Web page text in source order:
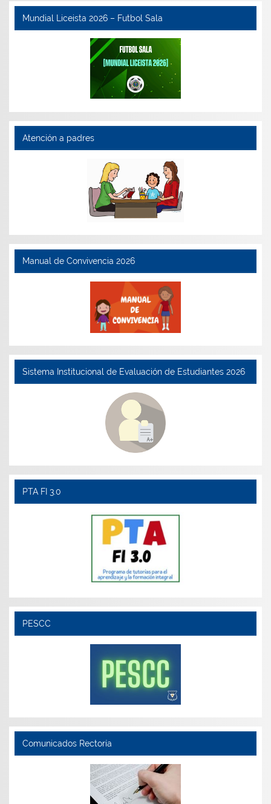
Mundial Liceista 2026 – Futbol Sala
Atención a padres
Manual de Convivencia 2026
Sistema Institucional de Evaluación de Estudiantes 2026
PTA FI 3.0
PESCC
Comunicados Rectoría